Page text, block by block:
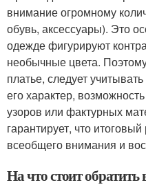
внимание огромному
обувь, аксессуары). Это
одежде фигурируют
необычные цвета.
платье, следует
его характер,
узоров или фактурных
гарантирует, что
всеобщего внимания и
На что стоит